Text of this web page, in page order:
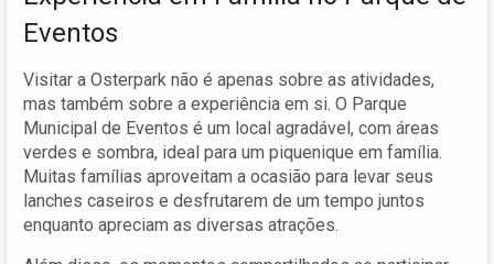
Eventos
Visitar a Osterpark não é apenas sobre as atividades,
mas também sobre a experiência em si. O Parque
Municipal de Eventos é um local agradável, com áreas
verdes e sombra, ideal para um piquenique em família.
Muitas famílias aproveitam a ocasião para levar seus
lanches caseiros e desfrutarem de um tempo juntos
enquanto apreciam as diversas atrações.